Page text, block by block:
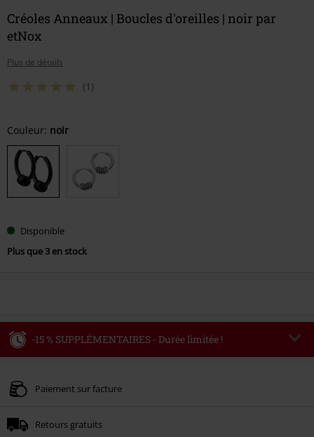
Créoles Anneaux | Boucles d'oreilles | noir par
etNox
Plus de détails
(1)
Choisissez
votre
taille
Couleur: noir
Disponible
Plus que 3 en stock
-15 % SUPPLÉMENTAIRES - Durée limitée !
Valable jusqu'au 09/08/2026
Une fois le code saisi, la réduction sera automatiquement déduite à la fin de
Paiement sur facture
Retours gratuits